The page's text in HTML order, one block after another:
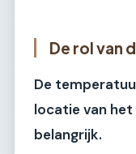
De rol van
De
locatie van
belangrijk.